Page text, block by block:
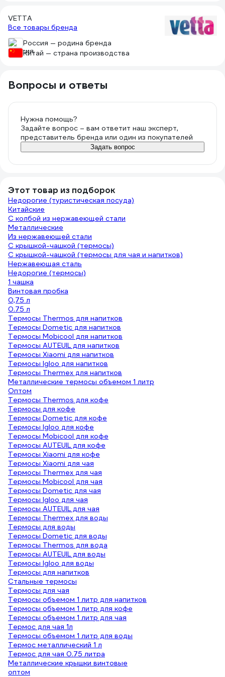
VETTA
Все товары бренда
Россия — родина бренда
Китай — страна производства
Вопросы и ответы
Нужна помощь?
Задайте вопрос – вам ответит наш эксперт,
представитель бренда или один из покупателей
Задать вопрос
Этот товар из подборок
Недорогие (туристическая посуда)
Китайские
С колбой из нержавеющей стали
Металлические
Из нержавеющей стали
С крышкой-чашкой (термосы)
С крышкой-чашкой (термосы для чая и напитков)
Нержавеющая сталь
Недорогие (термосы)
1 чашка
Винтовая пробка
0,75 л
0.75 л
Термосы Thermos для напитков
Термосы Dometic для напитков
Термосы Mobicool для напитков
Термосы AUTEUIL для напитков
Термосы Xiaomi для напитков
Термосы Igloo для напитков
Термосы Thermex для напитков
Металлические термосы объемом 1 литр
Оптом
Термосы Thermos для кофе
Термосы для кофе
Термосы Dometic для кофе
Термосы Igloo для кофе
Термосы Mobicool для кофе
Термосы AUTEUIL для кофе
Термосы Xiaomi для кофе
Термосы Xiaomi для чая
Термосы Thermex для чая
Термосы Mobicool для чая
Термосы Dometic для чая
Термосы Igloo для чая
Термосы AUTEUIL для чая
Термосы Thermex для воды
Термосы для воды
Термосы Dometic для воды
Термосы Thermos для вода
Термосы AUTEUIL для воды
Термосы Igloo для воды
Термосы для напитков
Стальные термосы
Термосы для чая
Термосы объемом 1 литр для напитков
Термосы объемом 1 литр для кофе
Термосы объемом 1 литр для чая
Термос для чая 1л
Термосы объемом 1 литр для воды
Термос металлический 1 л
Термос для чая 0.75 литра
Металлические крышки винтовые
оптом